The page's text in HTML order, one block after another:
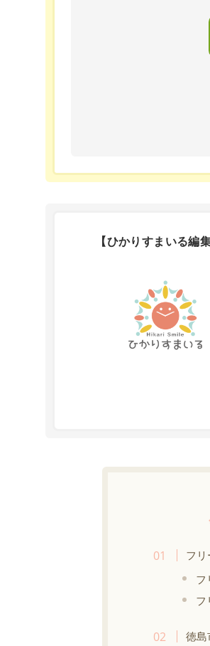
【ひかりすまいる編
フ
フ
フ
徳島